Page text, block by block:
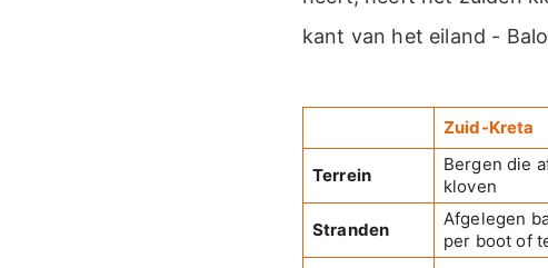
kant van het eiland -
Zuid-Kreta
Terrein
Bergen die
kloven
Stranden
Afgelegen
per boot of